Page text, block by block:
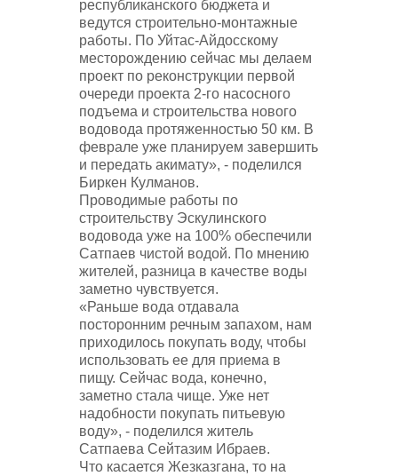
республиканского бюджета и
ведутся строительно-монтажные
работы. По Уйтас-Айдосскому
месторождению сейчас мы делаем
проект по реконструкции первой
очереди проекта 2-го насосного
подъема и строительства нового
водовода протяженностью 50 км. В
феврале уже планируем завершить
и передать акимату», - поделился
Биркен Кулманов.
Проводимые работы по
строительству Эскулинского
водовода уже на 100% обеспечили
Сатпаев чистой водой. По мнению
жителей, разница в качестве воды
заметно чувствуется.
«Раньше вода отдавала
посторонним речным запахом, нам
приходилось покупать воду, чтобы
использовать ее для приема в
пищу. Сейчас вода, конечно,
заметно стала чище. Уже нет
надобности покупать питьевую
воду», - поделился житель
Сатпаева Сейтазим Ибраев.
Что касается Жезказгана, то на